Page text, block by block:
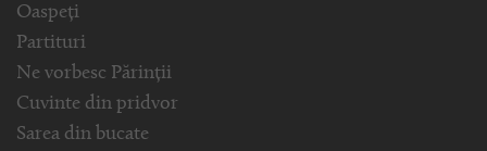
Oaspeți
Partituri
Ne vorbesc Părinții
Cuvinte din pridvor
Sarea din bucate